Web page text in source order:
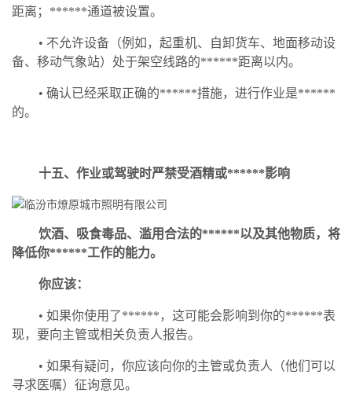
距离；******通道被设置。
• 不允许设备（例如，起重机、自卸货车、地面移动设
备、移动气象站）处于架空线路的******距离以内。
• 确认已经采取正确的******措施，进行作业是******
的。
十五、 作业或驾驶时严禁受酒精或******影响
饮酒、吸食毒品、滥用合法的******以及其他物质，将
降低你******工作的能力。
你应该：
• 如果你使用了******，这可能会影响到你的******表
现，要向主管或相关负责人报告。
• 如果有疑问，你应该向你的主管或负责人（他们可以
寻求医嘱）征询意见。